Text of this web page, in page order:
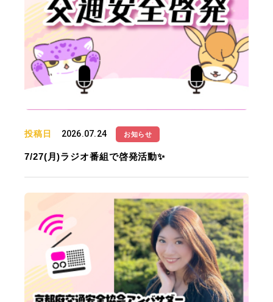
投稿日 2026.07.24 お知らせ
7/27(月)ラジオ番組で啓発活動✨